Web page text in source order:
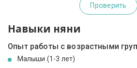
Проверить
Навыки няни
Опыт работы с возрастными
Малыши (1-3 лет)